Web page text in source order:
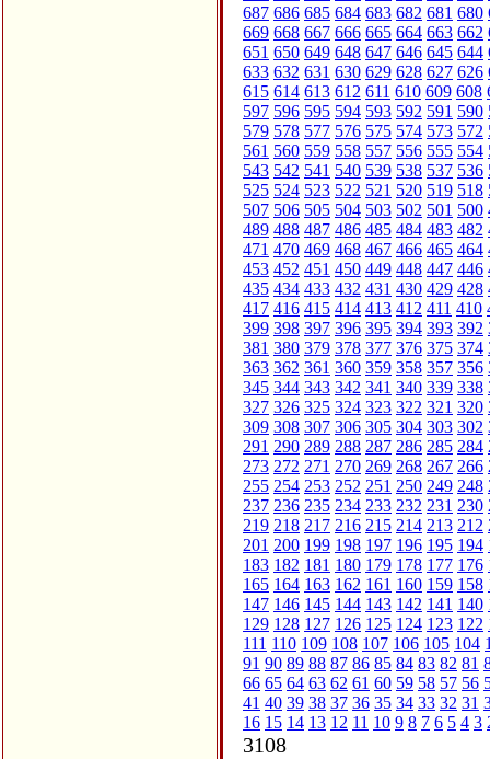
687 686 685 684 683 682 681 680
669 668 667 666 665 664 663 662
651 650 649 648 647 646 645 644
633 632 631 630 629 628 627 626
615 614 613 612 611 610 609 608
597 596 595 594 593 592 591 590
579 578 577 576 575 574 573 572
561 560 559 558 557 556 555 554
543 542 541 540 539 538 537 536
525 524 523 522 521 520 519 518
507 506 505 504 503 502 501 500
489 488 487 486 485 484 483 482
471 470 469 468 467 466 465 464
453 452 451 450 449 448 447 446
435 434 433 432 431 430 429 428
417 416 415 414 413 412 411 410
399 398 397 396 395 394 393 392
381 380 379 378 377 376 375 374
363 362 361 360 359 358 357 356
345 344 343 342 341 340 339 338
327 326 325 324 323 322 321 320
309 308 307 306 305 304 303 302
291 290 289 288 287 286 285 284
273 272 271 270 269 268 267 266
255 254 253 252 251 250 249 248
237 236 235 234 233 232 231 230
219 218 217 216 215 214 213 212
201 200 199 198 197 196 195 194
183 182 181 180 179 178 177 176
165 164 163 162 161 160 159 158
147 146 145 144 143 142 141 140
129 128 127 126 125 124 123 122
111 110 109 108 107 106 105 104
91 90 89 88 87 86 85 84 83 82 81
66 65 64 63 62 61 60 59 58 57 56
41 40 39 38 37 36 35 34 33 32 31
16 15 14 13 12 11 10 9 8 7 6 5 4 3
3108